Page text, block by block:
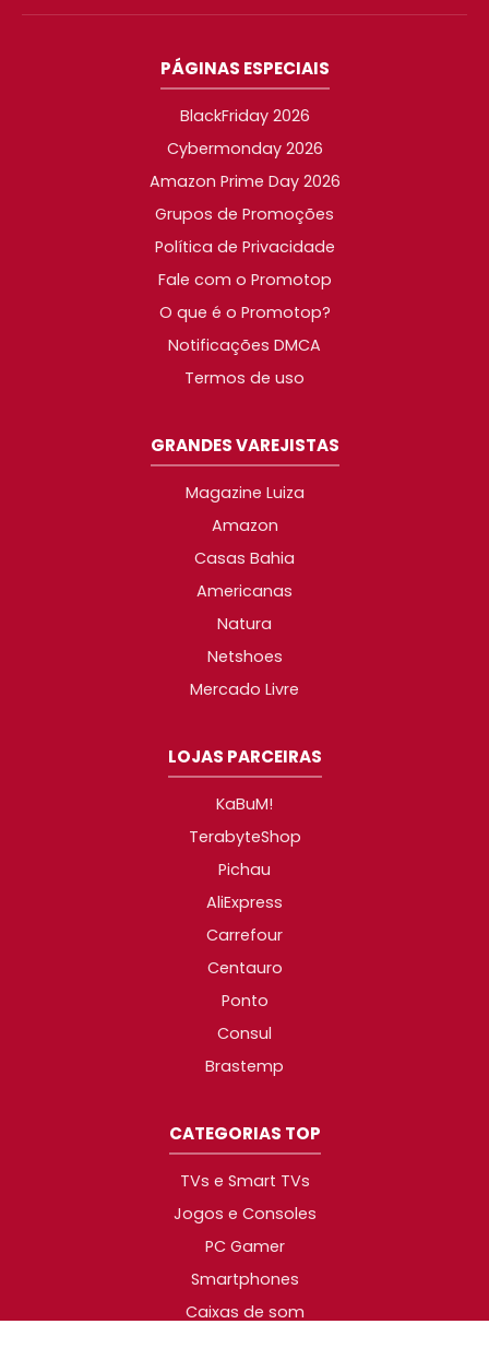
PÁGINAS ESPECIAIS
BlackFriday 2026
Cybermonday 2026
Amazon Prime Day 2026
Grupos de Promoções
Política de Privacidade
Fale com o Promotop
O que é o Promotop?
Notificações DMCA
Termos de uso
GRANDES VAREJISTAS
Magazine Luiza
Amazon
Casas Bahia
Americanas
Natura
Netshoes
Mercado Livre
LOJAS PARCEIRAS
KaBuM!
TerabyteShop
Pichau
AliExpress
Carrefour
Centauro
Ponto
Consul
Brastemp
CATEGORIAS TOP
TVs e Smart TVs
Jogos e Consoles
PC Gamer
Smartphones
Caixas de som